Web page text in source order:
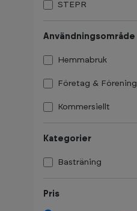
STEPR
Användningsområde
Hemmabruk
Företag & Förening
Kommersiellt
Kategorier
Basträning
Pris